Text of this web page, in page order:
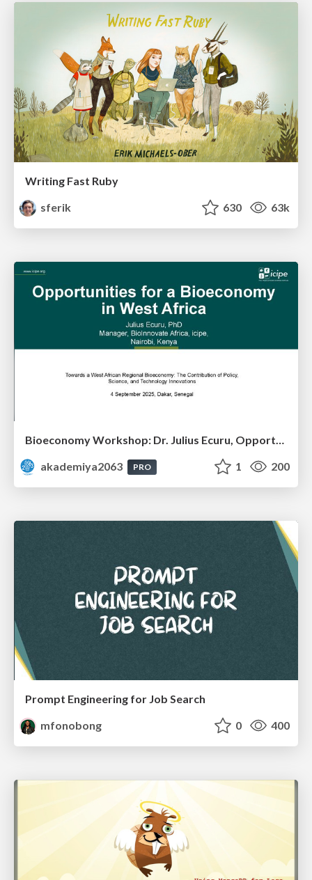
Writing Fast Ruby
sferik
630 63k
Bioeconomy Workshop: Dr. Julius Ecuru, Opportunities for a Bioeconomy in West Africa
akademiya2063
PRO 1 200
Prompt Engineering for Job Search
mfonobong
0 400